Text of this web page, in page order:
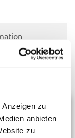
zu
anbieten
zu